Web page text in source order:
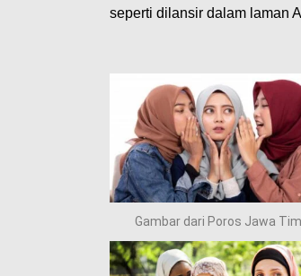
seperti dilansir dalam laman
Gambar dari Poros Jawa